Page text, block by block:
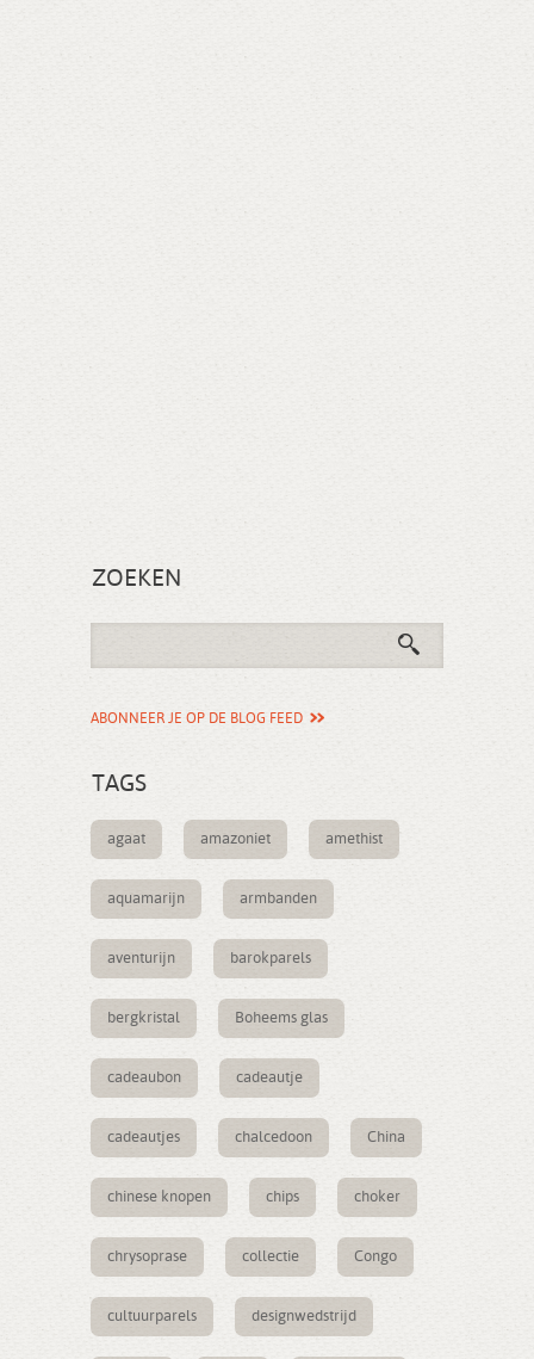
ZOEKEN
ABONNEER JE OP DE BLOG FEED
TAGS
agaat amazoniet amethist
aquamarijn armbanden
aventurijn barokparels
bergkristal Boheems glas
cadeaubon cadeautje
cadeautjes chalcedoon China
chinese knopen chips choker
chrysoprase collectie Congo
cultuurparels designwedstrijd